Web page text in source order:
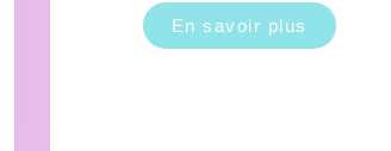
En savoir plus